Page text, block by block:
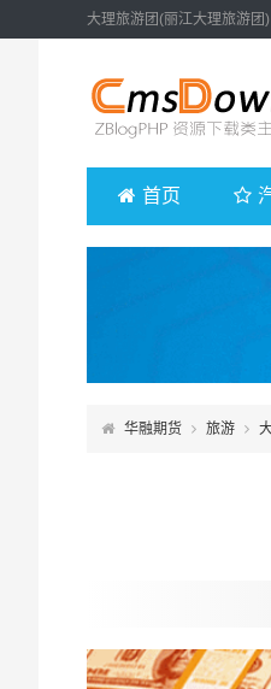
大理旅游团(丽江大理旅游团)
首页
华融期货 旅游